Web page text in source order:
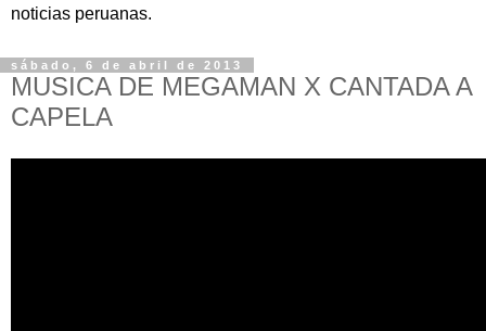
noticias peruanas.
sábado, 6 de abril de 2013
MUSICA DE MEGAMAN X CANTADA A
CAPELA